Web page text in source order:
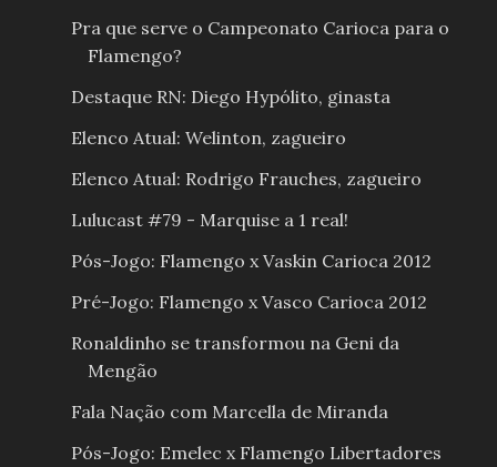
Pra que serve o Campeonato Carioca para o
Flamengo?
Destaque RN: Diego Hypólito, ginasta
Elenco Atual: Welinton, zagueiro
Elenco Atual: Rodrigo Frauches, zagueiro
Lulucast #79 - Marquise a 1 real!
Pós-Jogo: Flamengo x Vaskin Carioca 2012
Pré-Jogo: Flamengo x Vasco Carioca 2012
Ronaldinho se transformou na Geni da
Mengão
Fala Nação com Marcella de Miranda
Pós-Jogo: Emelec x Flamengo Libertadores